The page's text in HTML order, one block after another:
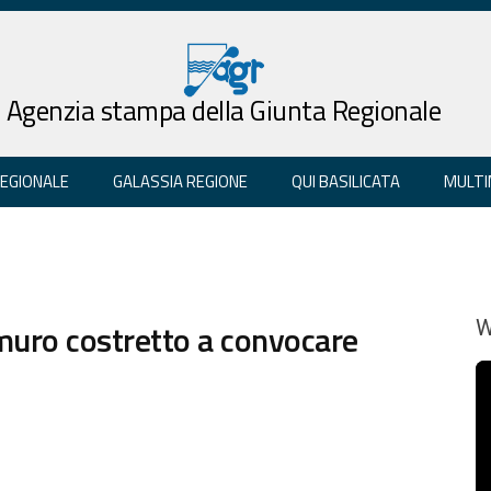
Agenzia stampa della Giunta Regionale
GALASSIA REGIONE QUI BASILICATA
costretto a convocare